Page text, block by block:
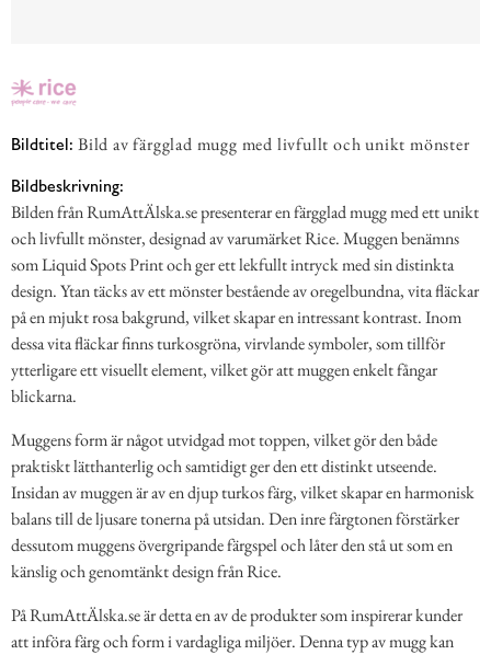
Bildtitel: Bild av färgglad mugg med livfullt och unikt mönster
Bildbeskrivning:
Bilden från RumAttÄlska.se presenterar en färgglad mugg med ett unikt
och livfullt mönster, designad av varumärket Rice. Muggen benämns
som Liquid Spots Print och ger ett lekfullt intryck med sin distinkta
design. Ytan täcks av ett mönster bestående av oregelbundna, vita fläckar
på en mjukt rosa bakgrund, vilket skapar en intressant kontrast. Inom
dessa vita fläckar finns turkosgröna, virvlande symboler, som tillför
ytterligare ett visuellt element, vilket gör att muggen enkelt fångar
blickarna.
Muggens form är något utvidgad mot toppen, vilket gör den både
praktiskt lätthanterlig och samtidigt ger den ett distinkt utseende.
Insidan av muggen är av en djup turkos färg, vilket skapar en harmonisk
balans till de ljusare tonerna på utsidan. Den inre färgtonen förstärker
dessutom muggens övergripande färgspel och låter den stå ut som en
känslig och genomtänkt design från Rice.
På RumAttÄlska.se är detta en av de produkter som inspirerar kunder
att införa färg och form i vardagliga miljöer. Denna typ av mugg kan